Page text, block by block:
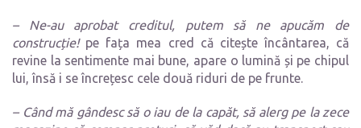
– Ne-au aprobat creditul, putem să ne apucăm de
construcție!pe fața mea cred că citește încântarea, că
revine la sentimente mai bune, apare o lumină și pe chipul
lui, însă i se încrețesc cele două riduri de pe frunte.
– Când mă gândesc să o iau de la capăt, să alerg pe la zece